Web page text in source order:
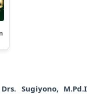
Sugiyono, M.Pd.I